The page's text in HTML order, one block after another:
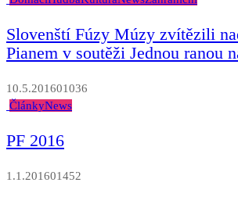
Slovenští Fúzy Múzy zvítězili
Pianem v soutěži Jednou ranou
10.5.201601036
ČlánkyNews
PF 2016
1.1.201601452